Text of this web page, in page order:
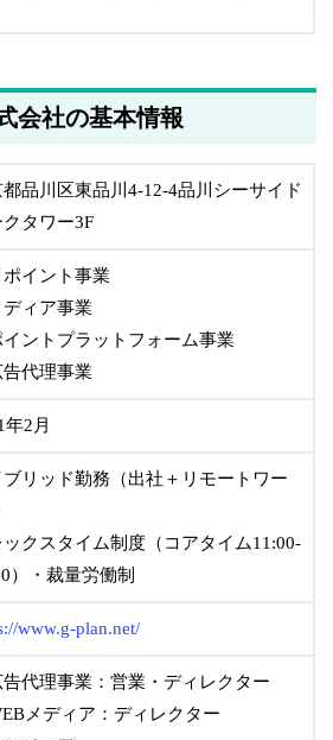
会社の基本情報
品川区東品川4-12-4品川シーサイド
タワー3F
ポイント事業
ディア事業
イントプラットフォーム事業
告代理事業
年2月
リッド勤務（出社＋リモートワー
ックスタイム制度（コアタイム11:00-
）・裁量労働制
www.g-plan.net/
告代理事業：営業・ディレクター
メディア：ディレクター